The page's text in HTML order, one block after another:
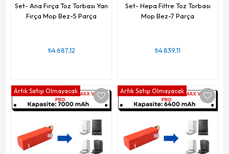
Set- Ana Fırça Toz Torbası Yan
Fırça Mop Bez-5 Parça
₺4.687,12
Set- Hepa Filtre Toz Torbası
Mop Bez-7 Parça
₺4.839,11
Artık Satışı Olmayacak Artık Satışı Olmayacak